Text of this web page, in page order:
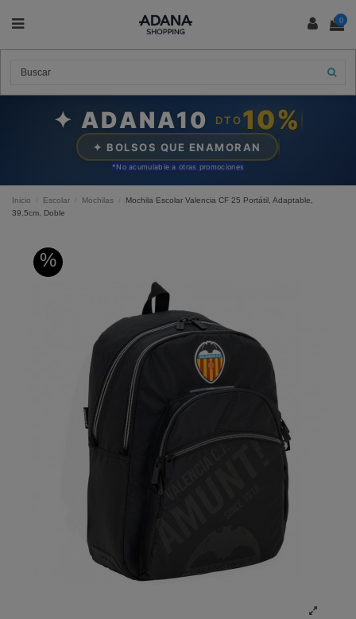
0
✦ ADANA10 DTO10%
✦ BOLSOS QUE ENAMORAN
*No acumulable a otras promociones
Inicio Escolar Mochilas
Mochila Escolar Valencia CF 25 Portátil, Adaptable,
39,5cm, Doble
%